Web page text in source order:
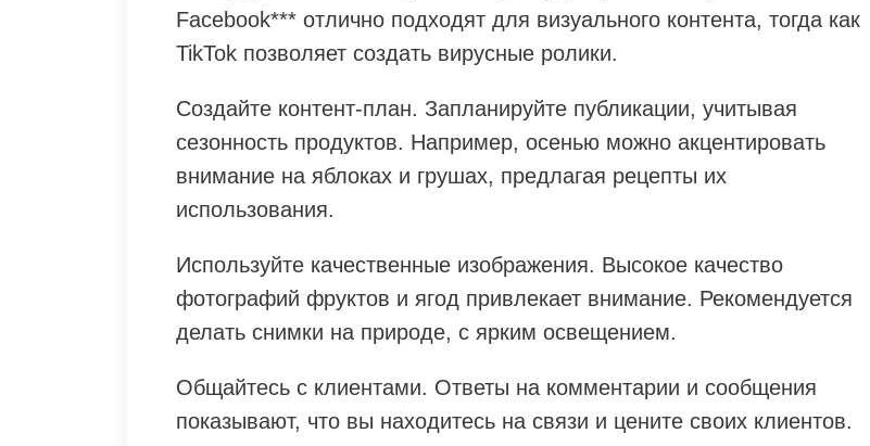
Facebook*** отлично подходят для визуального контента, тогда как
TikTok позволяет создать вирусные ролики.
Создайте контент-план. Запланируйте публикации, учитывая
сезонность продуктов. Например, осенью можно акцентировать
внимание на яблоках и грушах, предлагая рецепты их
использования.
Используйте качественные изображения. Высокое качество
фотографий фруктов и ягод привлекает внимание. Рекомендуется
делать снимки на природе, с ярким освещением.
Общайтесь с клиентами. Ответы на комментарии и сообщения
показывают, что вы находитесь на связи и цените своих клиентов.